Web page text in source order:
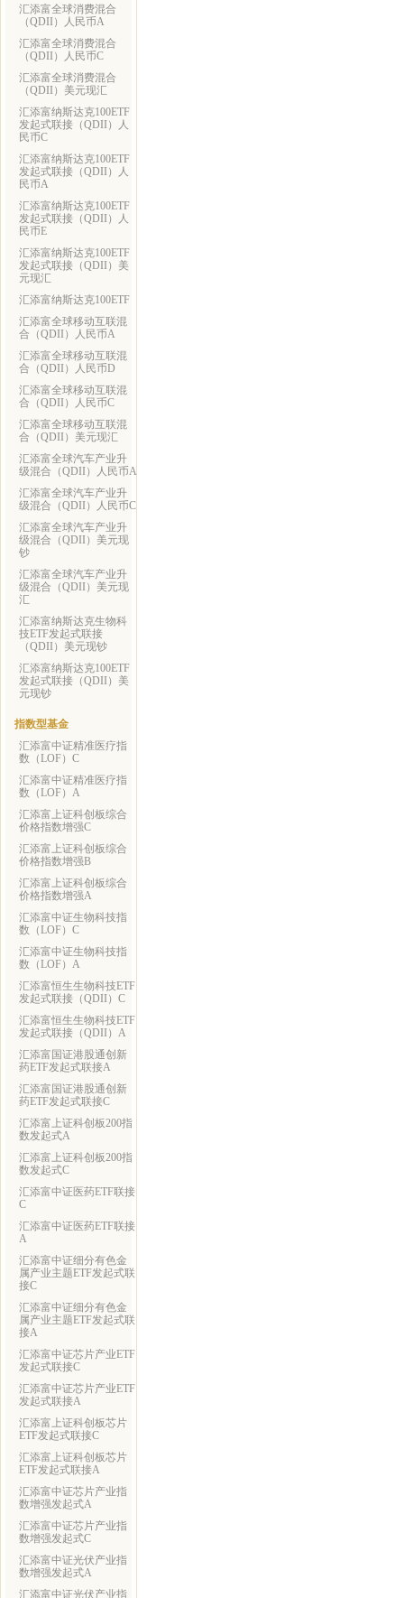
汇添富全球消费混合
（QDII）人民币A
汇添富全球消费混合
（QDII）人民币C
汇添富全球消费混合
（QDII）美元现汇
汇添富纳斯达克100ETF
发起式联接（QDII）人
民币C
汇添富纳斯达克100ETF
发起式联接（QDII）人
民币A
汇添富纳斯达克100ETF
发起式联接（QDII）人
民币E
汇添富纳斯达克100ETF
发起式联接（QDII）美
元现汇
汇添富纳斯达克100ETF
汇添富全球移动互联混
合（QDII）人民币A
汇添富全球移动互联混
合（QDII）人民币D
汇添富全球移动互联混
合（QDII）人民币C
汇添富全球移动互联混
合（QDII）美元现汇
汇添富全球汽车产业升
级混合（QDII）人民币A
汇添富全球汽车产业升
级混合（QDII）人民币C
汇添富全球汽车产业升
级混合（QDII）美元现
钞
汇添富全球汽车产业升
级混合（QDII）美元现
汇
汇添富纳斯达克生物科
技ETF发起式联接
（QDII）美元现钞
汇添富纳斯达克100ETF
发起式联接（QDII）美
元现钞
指数型基金
汇添富中证精准医疗指
数（LOF）C
汇添富中证精准医疗指
数（LOF）A
汇添富上证科创板综合
价格指数增强C
汇添富上证科创板综合
价格指数增强B
汇添富上证科创板综合
价格指数增强A
汇添富中证生物科技指
数（LOF）C
汇添富中证生物科技指
数（LOF）A
汇添富恒生生物科技ETF
发起式联接（QDII）C
汇添富恒生生物科技ETF
发起式联接（QDII）A
汇添富国证港股通创新
药ETF发起式联接A
汇添富国证港股通创新
药ETF发起式联接C
汇添富上证科创板200指
数发起式A
汇添富上证科创板200指
数发起式C
汇添富中证医药ETF联接
C
汇添富中证医药ETF联接
A
汇添富中证细分有色金
属产业主题ETF发起式联
接C
汇添富中证细分有色金
属产业主题ETF发起式联
接A
汇添富中证芯片产业ETF
发起式联接C
汇添富中证芯片产业ETF
发起式联接A
汇添富上证科创板芯片
ETF发起式联接C
汇添富上证科创板芯片
ETF发起式联接A
汇添富中证芯片产业指
数增强发起式A
汇添富中证芯片产业指
数增强发起式C
汇添富中证光伏产业指
数增强发起式A
汇添富中证光伏产业指